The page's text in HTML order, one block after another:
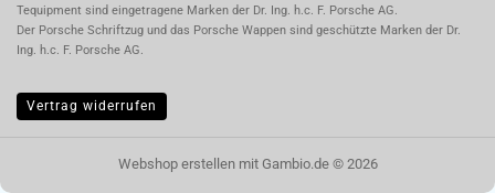
Tequipment sind eingetragene Marken der Dr. Ing. h.c. F. Porsche AG.
Der Porsche Schriftzug und das Porsche Wappen sind geschützte Marken der Dr.
Ing. h.c. F. Porsche AG.
Vertrag widerrufen
Webshop erstellenmit Gambio.de © 2026